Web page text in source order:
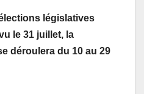
législatives
le 31 juillet, la
déroulera du 10 au 29